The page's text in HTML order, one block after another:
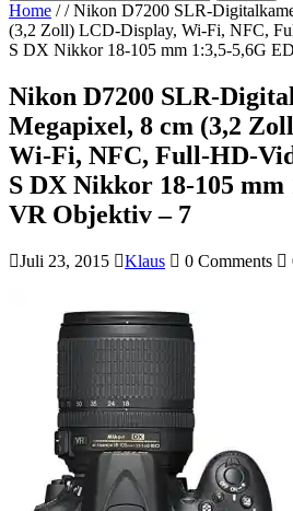
Home / /Nikon D7200 SLR-
(3,2 Zoll) LCD-Display, Wi-Fi, NFC,
S DX Nikkor 18-105 mm 1:3,5-5,6G
Nikon D7200 SLR-
Megapixel, 8 cm (3,2
Wi-Fi, NFC, Full-HD-
S DX Nikkor 18-105 mm
VR Objektiv – 7
Juli 23, 2015 Klaus 0 Comments